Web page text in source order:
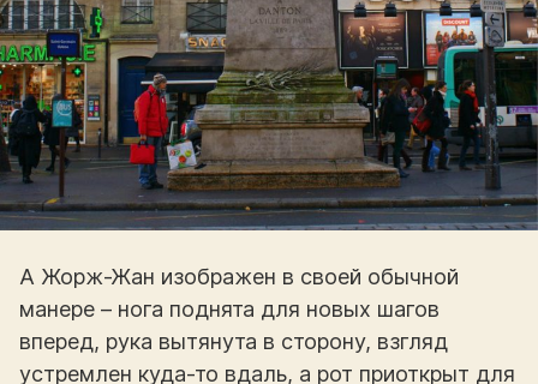
А Жорж-Жан изображен в своей обычной
манере – нога поднята для новых шагов
вперед, рука вытянута в сторону, взгляд
устремлен куда-то вдаль, а рот приоткрыт для